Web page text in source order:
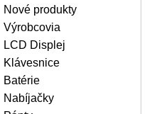
pruhy, nesvietiaci
nerovnomerný
NAJVYŠŠEJ
originálne displeje, ktoré
Nové produkty
Výrobcovia
LCD Displej
Klávesnice
Batérie
Nabíjačky